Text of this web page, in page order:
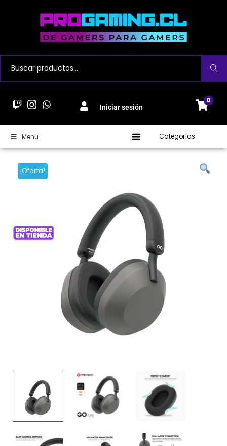
Buscar
Iniciar sesión
0
Menu Categorías
¡Oferta!